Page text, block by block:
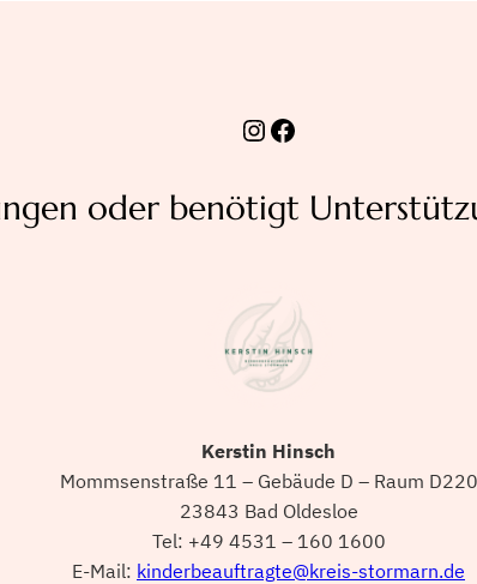
Instagram
Facebook
oder benötigt
Kerstin Hinsch
Mommsenstraße 11 – Gebäude D – Raum D220
23843 Bad Oldesloe
Tel: +49 4531 – 160 1600
E-Mail: kinderbeauftragte@kreis-stormarn.de